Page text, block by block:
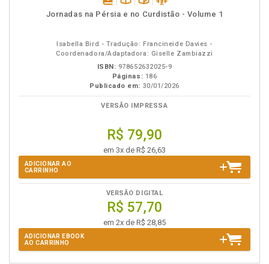
disponívelDisponível
páginaspodcast
Jornadas na Pérsia e no Curdistão - Volume 1
Isabella Bird - Tradução: Francineide Davies -
Coordenadora/Adaptadora: Giselle Zambiazzi
ISBN: 978652632025-9
Páginas: 186
Publicado em: 30/01/2026
VERSÃO IMPRESSA
R$ 79,90
em 3x de R$ 26,63
ADICIONAR AO
CARRINHO
VERSÃO DIGITAL
R$ 57,70
em 2x de R$ 28,85
ADICIONAR EBOOK
AO CARRINHO